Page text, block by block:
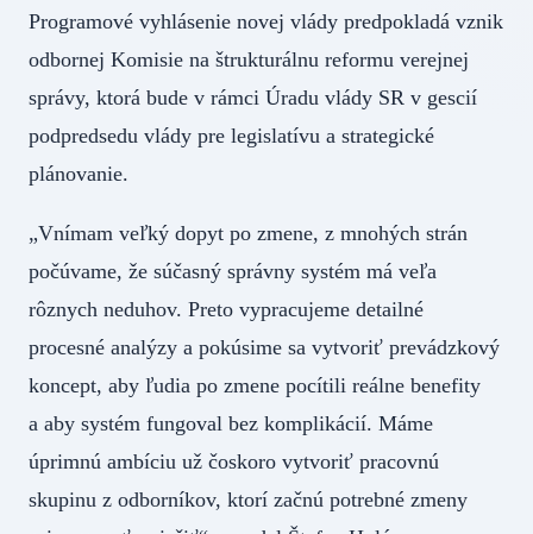
Programové vyhlásenie novej vlády predpokladá vznik
odbornej Komisie na štrukturálnu reformu verejnej
správy, ktorá bude v rámci Úradu vlády SR v gescií
podpredsedu vlády pre legislatívu a strategické
plánovanie.
„Vnímam veľký dopyt po zmene, z mnohých strán
počúvame, že súčasný správny systém má veľa
rôznych neduhov. Preto vypracujeme detailné
procesné analýzy a pokúsime sa vytvoriť prevádzkový
koncept, aby ľudia po zmene pocítili reálne benefity
a aby systém fungoval bez komplikácií. Máme
úprimnú ambíciu už čoskoro vytvoriť pracovnú
skupinu z odborníkov, ktorí začnú potrebné zmeny